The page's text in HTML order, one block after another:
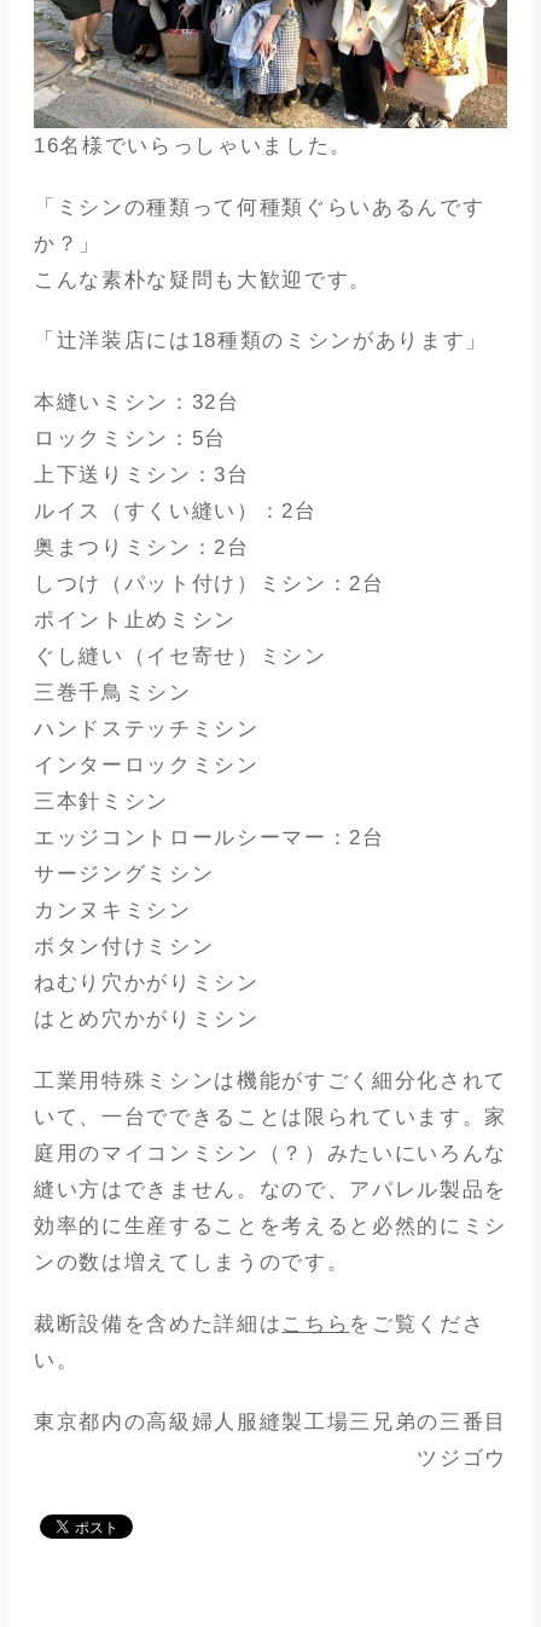
16名様でいらっしゃいました。
「ミシンの種類って何種類ぐらいあるんです
か？」
こんな素朴な疑問も大歓迎です。
「辻洋装店には18種類のミシンがあります」
本縫いミシン：32台
ロックミシン：5台
上下送りミシン：3台
ルイス（すくい縫い）：2台
奥まつりミシン：2台
しつけ（パット付け）ミシン：2台
ポイント止めミシン
ぐし縫い（イセ寄せ）ミシン
三巻千鳥ミシン
ハンドステッチミシン
インターロックミシン
三本針ミシン
エッジコントロールシーマー：2台
サージングミシン
カンヌキミシン
ボタン付けミシン
ねむり穴かがりミシン
はとめ穴かがりミシン
工業用特殊ミシンは機能がすごく細分化されて
いて、一台でできることは限られています。家
庭用のマイコンミシン（？）みたいにいろんな
縫い方はできません。なので、アパレル製品を
効率的に生産することを考えると必然的にミシ
ンの数は増えてしまうのです。
裁断設備を含めた詳細は こちら をご覧くださ
い。
東京都内の高級婦人服縫製工場三兄弟の三番目
ツジゴウ